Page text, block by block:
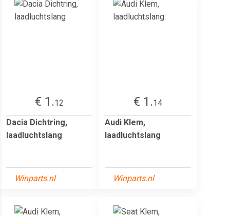
€ 1.12
Dacia Dichtring,
laadluchtslang
Winparts.nl
€ 1.14
Audi Klem,
laadluchtslang
Winparts.nl